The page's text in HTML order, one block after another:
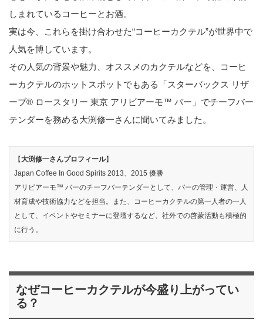
しまれているコーヒーとお酒。
実は今、これらを掛け合わせた“コーヒーカクテル”が世界中で
人気を博しています。
その人気の背景や魅力、オススメのカクテルなどを、コーヒ
ーカクテルのホットスポットでもある「スターバックス リザ
ーブ® ロースタリー 東京 アリビアーモ™ バー」でチーフバー
テンダーを務める大渕修一さんに聞いてみました。
【大渕修一さんプロフィール】
Japan Coffee In Good Spirits 2013、2015 優勝
アリビアーモ™ バーのチーフバーテンダーとして、バーの管理・運営、人
材育成や技術協力などを担当。また、コーヒーカクテルの第一人者の一人
として、イベントやセミナーに登壇するなど、社外での啓蒙活動も積極的
に行う。
なぜコーヒーカクテルが今盛り上がってい
る？